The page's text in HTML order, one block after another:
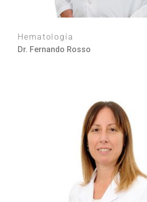
Hematología
Dr. Fernando Rosso